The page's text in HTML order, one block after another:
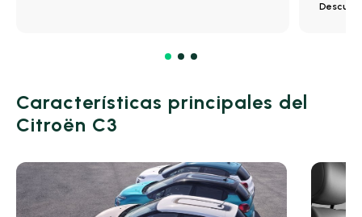
Características principales del
Citroën C3